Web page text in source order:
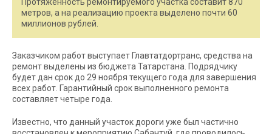
метров, а на реализацию проекта выделено почти 60
миллионов рублей.
Заказчиком работ выступает Главтатдортранс, средства на
ремонт выделены из бюджета Татарстана. Подрядчику
будет дан срок до 29 ноября текущего года для завершения
всех работ. Гарантийный срок выполненного ремонта
составляет четыре года.
Известно, что данный участок дороги уже был частично